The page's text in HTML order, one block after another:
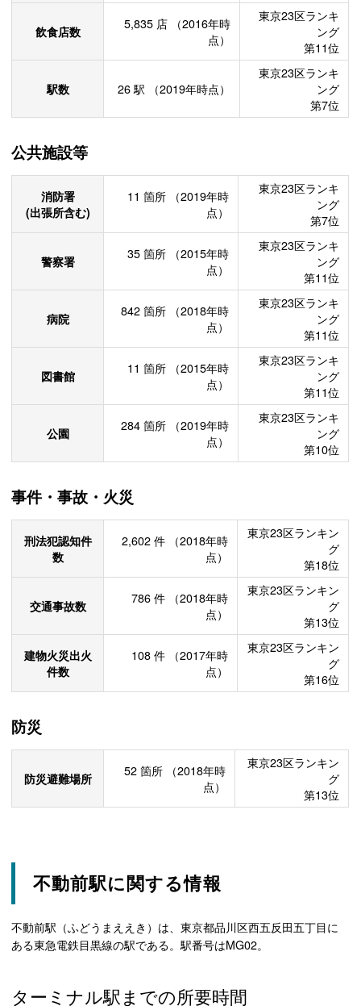
飲食店数 5,835 店
（2016年時
点）
東京23区ランキ
ング
第11位
駅数 26駅 （2019年時点）
東京23区ランキ
ング
第7位
公共施設等
消防署
(出張所含む)
11 箇所
（2019年時
点）
東京23区ランキ
ング
第7位
警察署 35 箇所
（2015年時
点）
東京23区ランキ
ング
第11位
病院 842 箇所
（2018年時
点）
東京23区ランキ
ング
第11位
図書館 11 箇所
（2015年時
点）
東京23区ランキ
ング
第11位
公園 284 箇所
（2019年時
点）
東京23区ランキ
ング
第10位
事件・事故・火災
刑法犯認知件
数
2,602 件
（2018年時
点）
東京23区ランキン
グ
第18位
交通事故数 786 件
（2018年時
点）
東京23区ランキン
グ
第13位
建物火災出火
件数
108 件
（2017年時
点）
東京23区ランキン
グ
第16位
防災
防災避難場所 52 箇所
（2018年時
点）
東京23区ランキン
グ
第13位
不動前駅に関する情報
不動前駅（ふどうまええき）は、東京都品川区西五反田五丁目に
ある東急電鉄目黒線の駅である。駅番号はMG02。
ターミナル駅までの所要時間